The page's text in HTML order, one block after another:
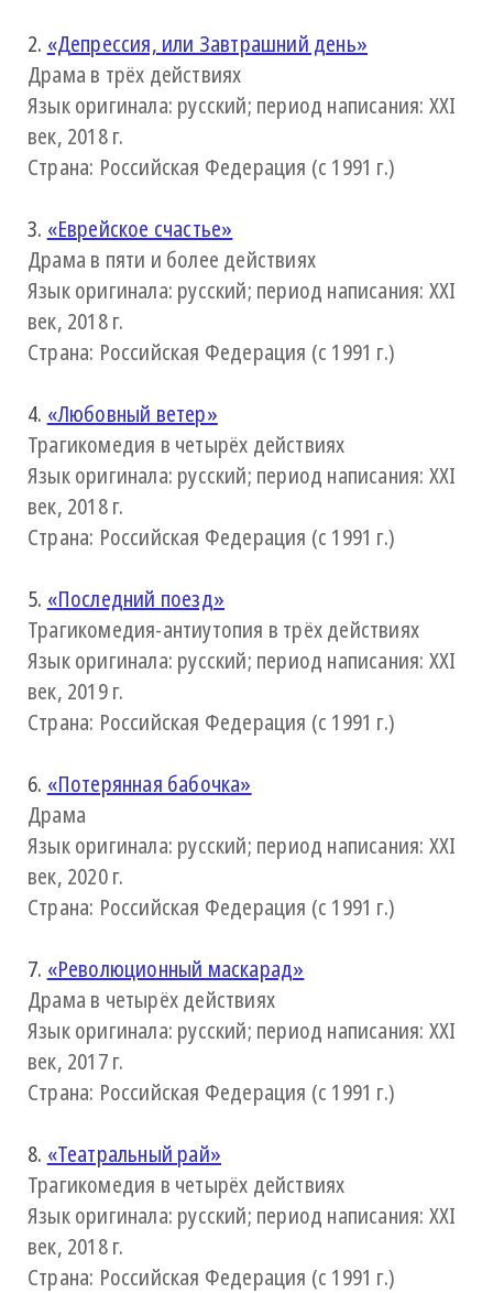
2. «Депрессия, или Завтрашний день»
Драма в трёх действиях
Язык оригинала: русский; период написания: XXI
век, 2018 г.
Страна: Российская Федерация (с 1991 г.)
3. «Еврейское счастье»
Драма в пяти и более действиях
Язык оригинала: русский; период написания: XXI
век, 2018 г.
Страна: Российская Федерация (с 1991 г.)
4. «Любовный ветер»
Трагикомедия в четырёх действиях
Язык оригинала: русский; период написания: XXI
век, 2018 г.
Страна: Российская Федерация (с 1991 г.)
5. «Последний поезд»
Трагикомедия-антиутопия в трёх действиях
Язык оригинала: русский; период написания: XXI
век, 2019 г.
Страна: Российская Федерация (с 1991 г.)
6. «Потерянная бабочка»
Драма
Язык оригинала: русский; период написания: XXI
век, 2020 г.
Страна: Российская Федерация (с 1991 г.)
7. «Революционный маскарад»
Драма в четырёх действиях
Язык оригинала: русский; период написания: XXI
век, 2017 г.
Страна: Российская Федерация (с 1991 г.)
8. «Театральный рай»
Трагикомедия в четырёх действиях
Язык оригинала: русский; период написания: XXI
век, 2018 г.
Страна: Российская Федерация (с 1991 г.)